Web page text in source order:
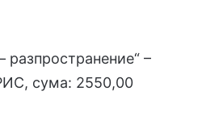
разпространение“ –
сума: 2550,00